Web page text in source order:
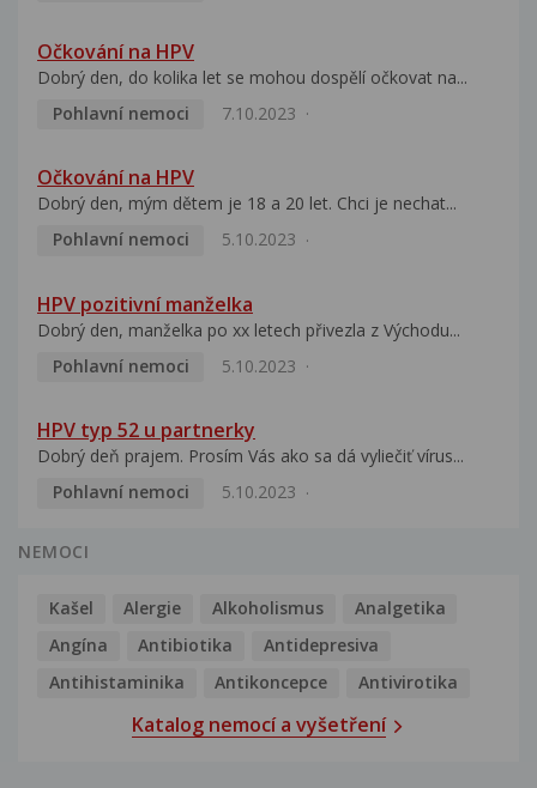
Očkování na HPV
Dobrý den, do kolika let se mohou dospělí očkovat na...
Pohlavní nemoci
7.10.2023
Očkování na HPV
Dobrý den, mým dětem je 18 a 20 let. Chci je nechat...
Pohlavní nemoci
5.10.2023
HPV pozitivní manželka
Dobrý den, manželka po xx letech přivezla z Východu...
Pohlavní nemoci
5.10.2023
HPV typ 52 u partnerky
Dobrý deň prajem. Prosím Vás ako sa dá vyliečiť vírus...
Pohlavní nemoci
5.10.2023
NEMOCI
Kašel Alergie Alkoholismus
Analgetika
Angína
Antibiotika
Antidepresiva
Antihistaminika
Antikoncepce Antivirotika
Katalog nemocí a vyšetření